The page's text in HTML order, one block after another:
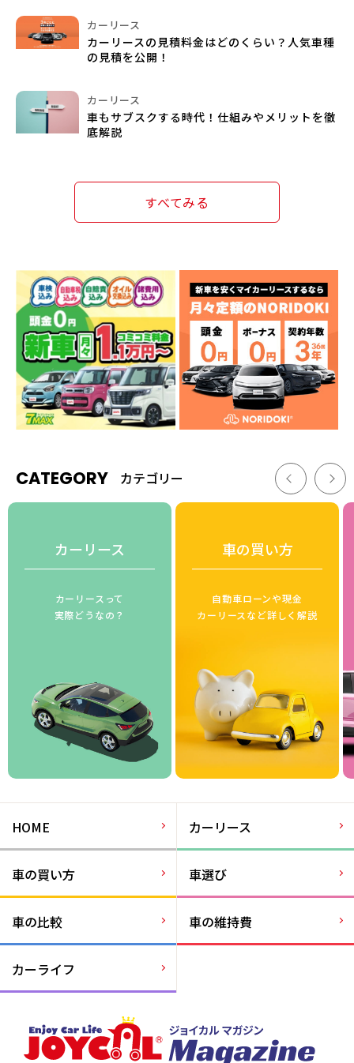
カーリース
カーリースの見積料金はどのくらい？人気車種
の見積を公開！
カーリース
車もサブスクする時代！仕組みやメリットを徹
底解説
すべてみる
CATEGORY カテゴリー
カーリース
カーリースって
実際どうなの？
車の買い方
自動車ローンや現金
カーリースなど詳しく解説
HOME カーリース
車の買い方 車選び
車の比較 車の維持費
カーライフ